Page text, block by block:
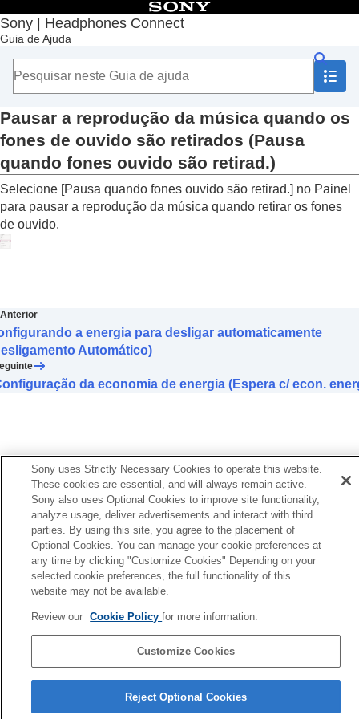
Sony | Headphones Connect
Guia de Ajuda
Índice
Início
Introdução
Como usar
Sobre o Painel “Sony | Headphones Connect”
Funções exibidas na guia [Status]
Funções exibidas na guia [Som]
Funções exibidas na guia [Sistema]
Habilitar uma conexão multiponto (Conectar a
2 disp. simultaneamente)
Alterar a configuração do Assistente de voz
Ativar/desativar a configuração de ativação
toque
Alterar a função da operação de toque
ampla
Alterar o serviço atribuído ao Quick Access
Alterar a configuração de prioridade da
conexãoBLUETOOTH (LE Audio ) (Qualidade
da conexão LE Audio)
Habilitar o controle de fones de ouvido
através do movimento de sim e não com a
cabeça (Gestos de cabeça)
Configurar uma conexão LE Audiopara os
fones de ouvido
Determinar o tamanho ideal das pontas
auriculares
Configurando a energia para desligar
automaticamente (Desligamento Automático)
Pausar a reprodução da música quando
os fones de ouvido são retirados (
Pausar a reprodução da música quando os
fones de ouvido são retirados (Pausa
quando fones ouvido são retirad.)
Selecione [Pausa quando fones ouvido são retirad.] no Painel
para pausar a reprodução da música quando retirar os fones
de ouvido.
Anterior
a energia para desligar automaticamente
Automático)
da economia de energia (Espera c/ econ.
Página de seleção de idioma
4-730-255-66(1)
Sony uses Strictly Necessary Cookies to operate this website.
These cookies are essential, and will always remain active.
Sony also uses Optional Cookies to improve site functionality,
analyze usage, deliver advertisements and interact with third
parties. By using this site, you agree to the placement of
Optional Cookies. You can manage your cookie preferences at
any time by clicking "Customize Cookies" Depending on your
selected cookie preferences, the full functionality of this
website may not be available.
Review our Cookie Policyfor more information.
Customize Cookies
Reject Optional Cookies